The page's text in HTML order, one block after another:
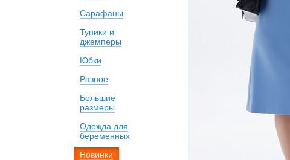
Сарафаны
Туники и
джемперы
Юбки
Разное
Большие
размеры
Одежда для
беременных
Новинки